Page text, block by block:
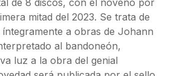
de 8 discos, con el noveno por
mitad del 2023. Se trata de
a obras de Johann
al bandoneón,
luz a la obra del genial